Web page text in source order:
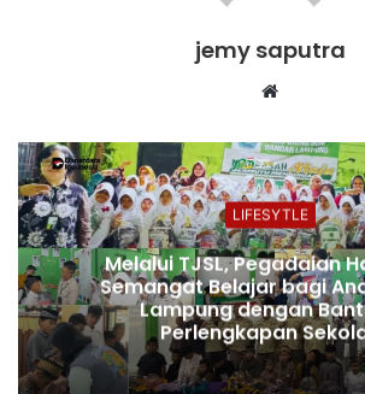
jemy saputra
Website
LIFESYTLE
Melalui TJSL, Pegadaian
Semangat Belajar bagi
Lampung dengan
Perlengkapan